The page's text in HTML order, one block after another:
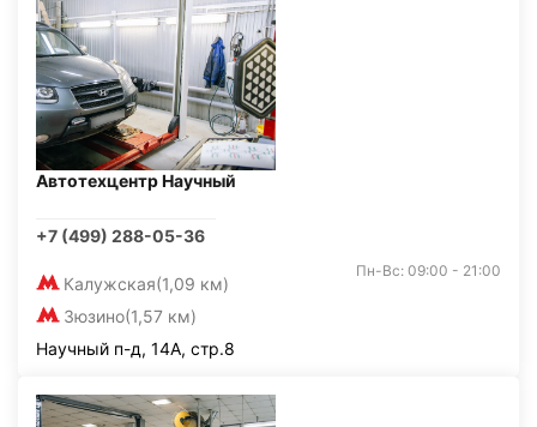
Автотехцентр Научный
+7 (499) 288-05-36
Калужская(1,09 км)
Зюзино(1,57 км)
Пн-Вс: 09:00 - 21:00
Научный п-д, 14А, стр.8